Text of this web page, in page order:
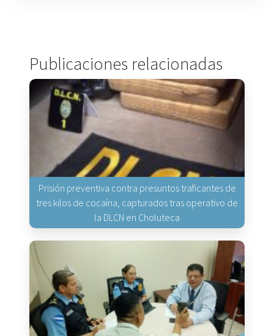
Publicaciones relacionadas
Prisión preventiva contra presuntos traficantes de
tres kilos de cocaína, capturados tras operativo de
la DLCN en Choluteca